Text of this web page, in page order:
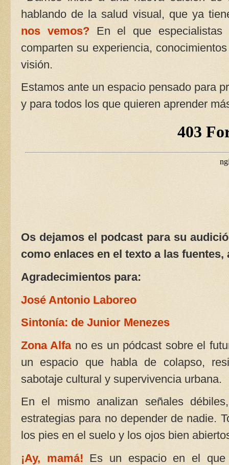
hablando de la salud visual, que ya
nos vemos?En el que especialistas
comparten su experiencia,
visión.
Estamos ante un espacio pensado para
y para todos los que quieren aprender
Os dejamos el podcast para su
como enlaces en el texto a las
Agradecimientos para:
José Antonio Laboreo
Sintonía: de Junior Menezes
Zona Alfa no es un pódcast sobre el
un espacio que habla de colapso,
sabotaje cultural y supervivencia urbana.
En el mismo analizan señales
estrategias para no depender de nadie.
los pies en el suelo y los ojos bien
¡Ay, mamá! Es un espacio en el que